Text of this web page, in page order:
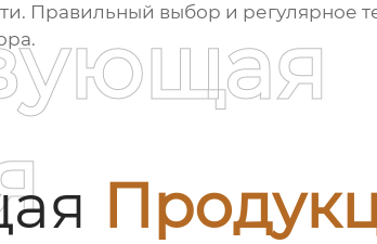
Правильный выбор и регулярное